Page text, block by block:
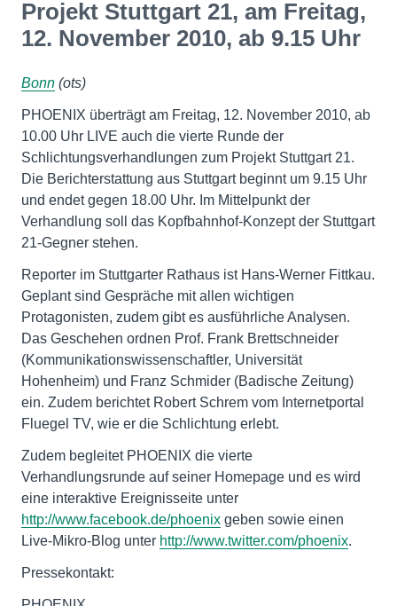
Projekt Stuttgart 21, am Freitag,
12. November 2010, ab 9.15 Uhr
Bonn (ots)
PHOENIX überträgt am Freitag, 12. November 2010, ab
10.00 Uhr LIVE auch die vierte Runde der
Schlichtungsverhandlungen zum Projekt Stuttgart 21.
Die Berichterstattung aus Stuttgart beginnt um 9.15 Uhr
und endet gegen 18.00 Uhr. Im Mittelpunkt der
Verhandlung soll das Kopfbahnhof-Konzept der Stuttgart
21-Gegner stehen.
Reporter im Stuttgarter Rathaus ist Hans-Werner Fittkau.
Geplant sind Gespräche mit allen wichtigen
Protagonisten, zudem gibt es ausführliche Analysen.
Das Geschehen ordnen Prof. Frank Brettschneider
(Kommunikationswissenschaftler, Universität
Hohenheim) und Franz Schmider (Badische Zeitung)
ein. Zudem berichtet Robert Schrem vom Internetportal
Fluegel TV, wie er die Schlichtung erlebt.
Zudem begleitet PHOENIX die vierte
Verhandlungsrunde auf seiner Homepage und es wird
eine interaktive Ereignisseite unter
http://www.facebook.de/phoenix geben sowie einen
Live-Mikro-Blog unter http://www.twitter.com/phoenix.
Pressekontakt: